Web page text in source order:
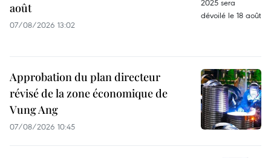
août
07/08/2026 13:02
Approbation du plan directeur
révisé de la zone économique de
Vung Ang
07/08/2026 10:45